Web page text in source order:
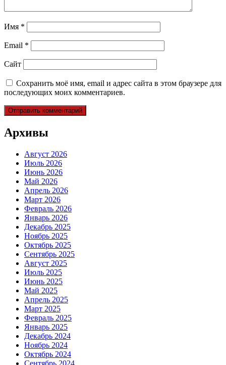
Имя *
Email *
Сайт
Сохранить моё имя, email и адрес сайта в этом браузере для
последующих моих комментариев.
Архивы
Август 2026
Июль 2026
Июнь 2026
Май 2026
Апрель 2026
Март 2026
Февраль 2026
Январь 2026
Декабрь 2025
Ноябрь 2025
Октябрь 2025
Сентябрь 2025
Август 2025
Июль 2025
Июнь 2025
Май 2025
Апрель 2025
Март 2025
Февраль 2025
Январь 2025
Декабрь 2024
Ноябрь 2024
Октябрь 2024